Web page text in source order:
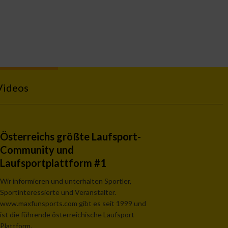
Österreichs größte Laufsport-
Community und
Laufsportplattform #1
Wir informieren und unterhalten Sportler,
Sportinteressierte und Veranstalter.
www.maxfunsports.com gibt es seit 1999 und
ist die führende österreichische Laufsport
Plattform.